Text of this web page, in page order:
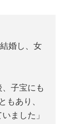
婚し、女
、子宝にも
もあり、
ました」